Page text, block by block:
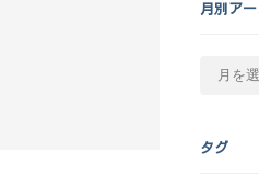
月別ア
カ
タグ